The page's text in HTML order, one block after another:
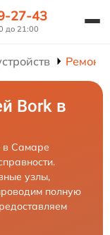
27-43
до 21:00
Ремонт
Bork в
в Самаре
узлы,
полную